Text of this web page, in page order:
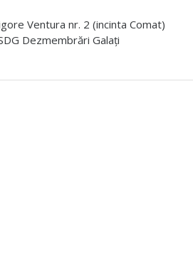
Ventura nr. 2 (incinta Comat)
Dezmembrări Galați